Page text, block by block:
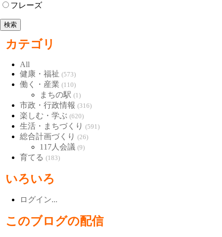
フレーズ
カテゴリ
All
健康・福祉 (573)
働く・産業 (110)
まちの駅 (1)
市政・行政情報 (316)
楽しむ・学ぶ (620)
生活・まちづくり (591)
総合計画づくり (26)
117人会議 (9)
育てる (183)
いろいろ
ログイン...
このブログの配信